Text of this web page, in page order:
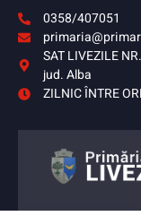
0358/407051
SAT LIVEZILE
jud. Alba
ZILNIC ÎNTRE